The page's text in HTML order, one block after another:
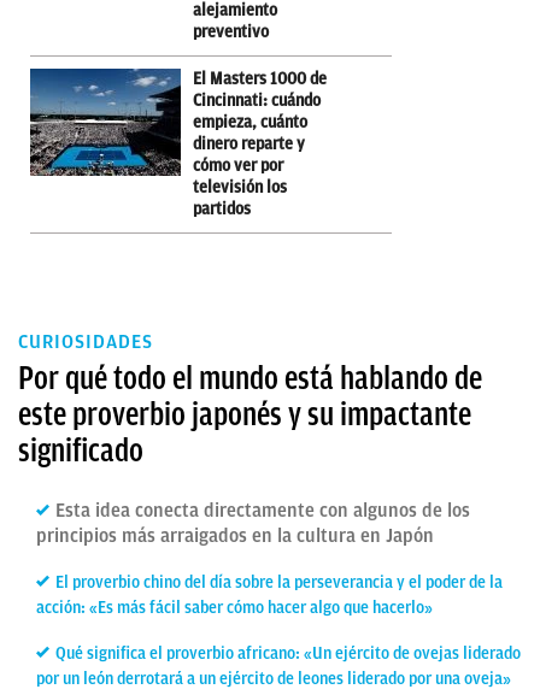
alejamiento
preventivo
El Masters 1000 de
Cincinnati: cuándo
empieza, cuánto
dinero reparte y
cómo ver por
televisión los
partidos
CURIOSIDADES
Por qué todo el mundo está hablando de
este proverbio japonés y su impactante
significado
Esta idea conecta directamente con algunos de los
principios más arraigados en la cultura en Japón
El proverbio chino del día sobre la perseverancia y el poder de la
acción: «Es más fácil saber cómo hacer algo que hacerlo»
Qué significa el proverbio africano: «Un ejército de ovejas liderado
por un león derrotará a un ejército de leones liderado por una oveja»